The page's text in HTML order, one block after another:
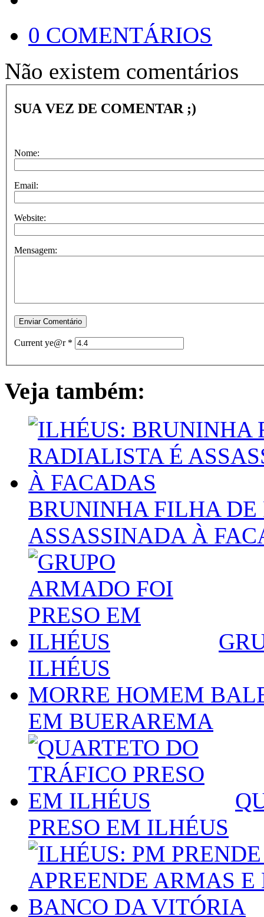
0 COMENTÁRIOS
Não existem comentários
SUA VEZ DE COMENTAR ;)
Nome:
Email:
Website:
Mensagem:
Current ye@r *
Veja também:
BRUNINHA FILHA
ASSASSINADA À
ILHÉUS
MORRE HOMEM
EM BUERAREMA
PRESO EM ILHÉUS